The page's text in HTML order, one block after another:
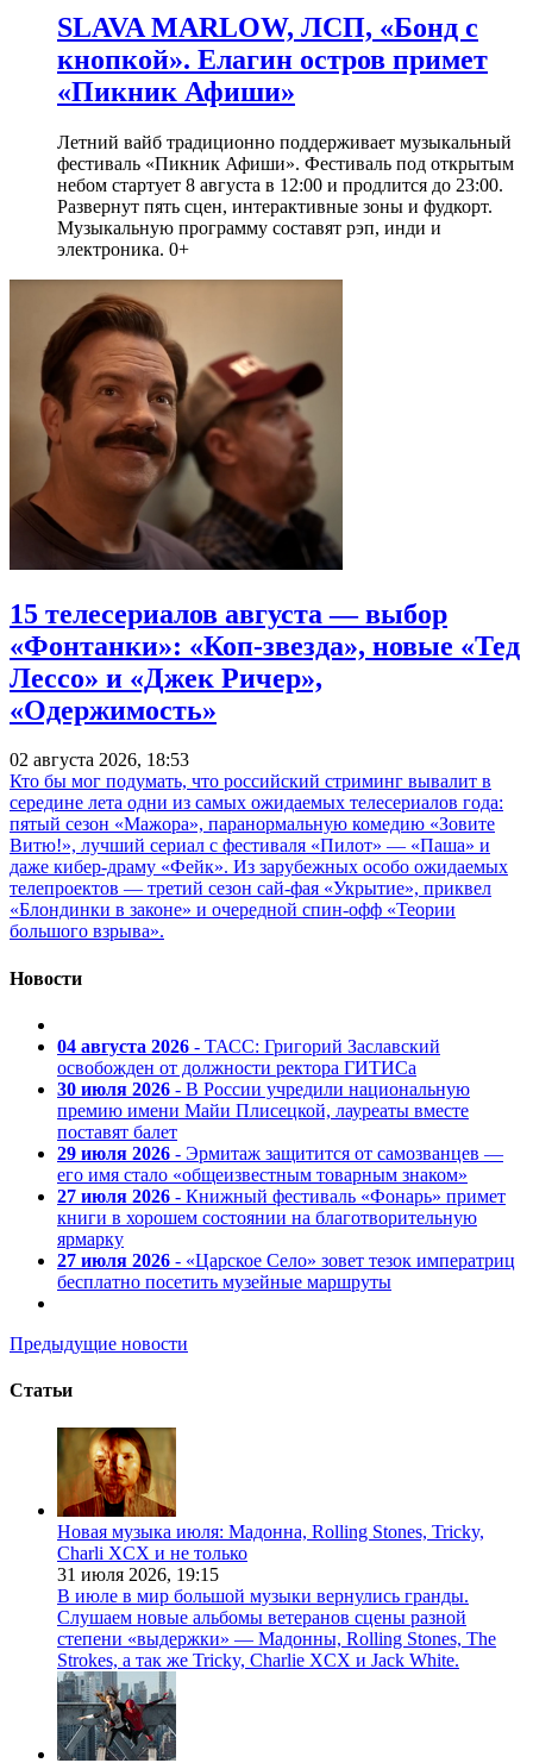
SLAVA MARLOW, ЛСП, «Бонд с
кнопкой». Елагин остров примет
«Пикник Афиши»
Летний вайб традиционно поддерживает музыкальный
фестиваль «Пикник Афиши». Фестиваль под открытым
небом стартует 8 августа в 12:00 и продлится до 23:00.
Развернут пять сцен, интерактивные зоны и фудкорт.
Музыкальную программу составят рэп, инди и
электроника. 0+
15 телесериалов августа — выбор
«Фонтанки»: «Коп-звезда», новые «Тед
Лессо» и «Джек Ричер»,
«Одержимость»
02 августа 2026, 18:53
Кто бы мог подумать, что российский стриминг вывалит в
середине лета одни из самых ожидаемых телесериалов года:
пятый сезон «Мажора», паранормальную комедию «Зовите
Витю!», лучший сериал с фестиваля «Пилот» — «Паша» и
даже кибер-драму «Фейк». Из зарубежных особо ожидаемых
телепроектов — третий сезон сай-фая «Укрытие», приквел
«Блондинки в законе» и очередной спин-офф «Теории
большого взрыва».
Новости
04 августа 2026 - ТАСС: Григорий Заславский
освобожден от должности ректора ГИТИСа
30 июля 2026 - В России учредили национальную
премию имени Майи Плисецкой, лауреаты вместе
поставят балет
29 июля 2026 - Эрмитаж защитится от самозванцев —
его имя стало «общеизвестным товарным знаком»
27 июля 2026 - Книжный фестиваль «Фонарь» примет
книги в хорошем состоянии на благотворительную
ярмарку
27 июля 2026 - «Царское Село» зовет тезок императриц
бесплатно посетить музейные маршруты
Предыдущие новости
Статьи
Новая музыка июля: Мадонна, Rolling Stones, Tricky,
Charli XCX и не только
31 июля 2026, 19:15
В июле в мир большой музыки вернулись гранды.
Слушаем новые альбомы ветеранов сцены разной
степени «выдержки» — Мадонны, Rolling Stones, The
Strokes, а так же Tricky, Charlie XCX и Jack White.